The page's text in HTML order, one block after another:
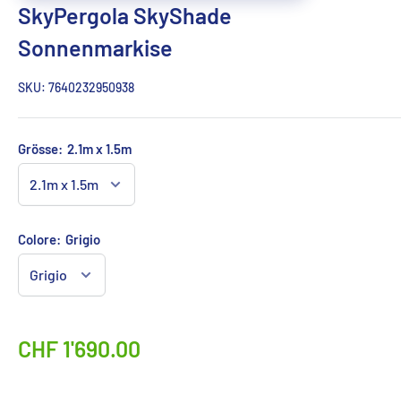
SkyPergola SkyShade
Sonnenmarkise
SKU: 7640232950938
Grösse: 2.1m x 1.5m
Colore: Grigio
Sonderpreis
CHF 1'690.00